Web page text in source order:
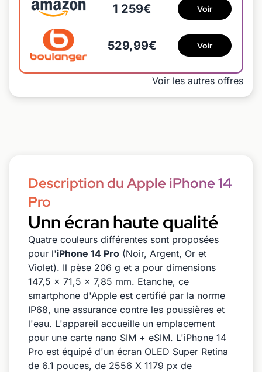
1 259€ Voir
529,99€ Voir
Voir les autres offres
Description du Apple iPhone 14
Pro
Unn écran haute qualité
Quatre couleurs différentes sont proposées
pour l'iPhone 14 Pro (Noir, Argent, Or et
Violet). Il pèse 206 g et a pour dimensions
147,5 x 71,5 x 7,85 mm. Etanche, ce
smartphone d'Apple est certifié par la norme
IP68, une assurance contre les poussières et
l'eau. L'appareil accueille un emplacement
pour une carte nano SIM + eSIM. L'iPhone 14
Pro est équipé d'un écran OLED Super Retina
de 6.1 pouces, de 2556 X 1179 px de